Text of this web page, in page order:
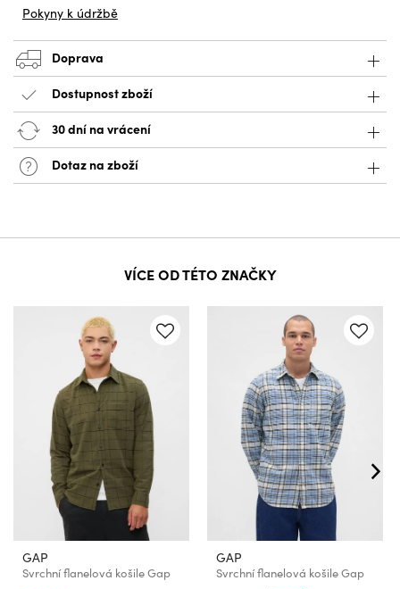
Pokyny k údržbě
Doprava
Dostupnost zboží
30 dní na vrácení
Dotaz na zboží
VÍCE OD TÉTO ZNAČKY
GAP
Svrchní flanelová košile Gap
GAP
Svrchní flanelová košile Gap